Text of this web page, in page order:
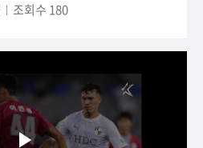
조회수 180